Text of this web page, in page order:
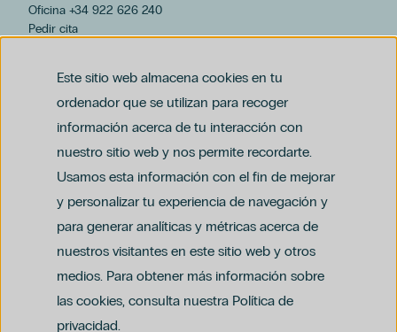
Este sitio web almacena cookies en tu
ordenador que se utilizan para recoger
información acerca de tu interacción con
nuestro sitio web y nos permite recordarte.
Usamos esta información con el fin de mejorar
y personalizar tu experiencia de navegación y
para generar analíticas y métricas acerca de
nuestros visitantes en este sitio web y otros
medios. Para obtener más información sobre
las cookies, consulta nuestra Política de
privacidad.
Oficina +34 922 626 240
Pedir cita
Política de privacidad y protección de datos
Política del canal ético (PDF)
Política de compliance penal (PDF)